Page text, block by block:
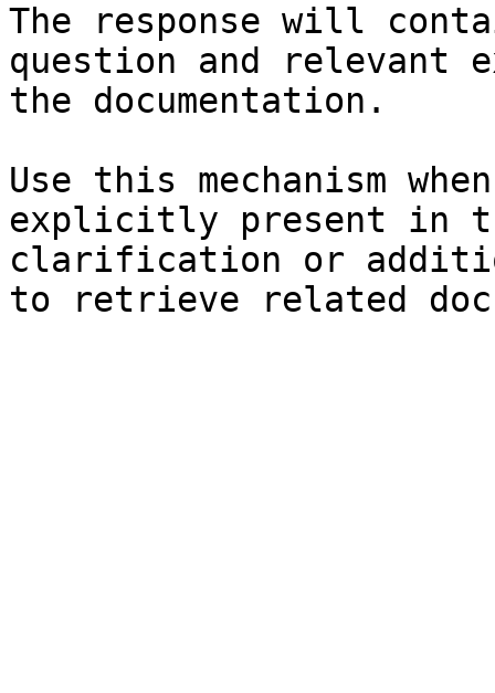
The response will
question and relevant
the documentation.
Use this mechanism
explicitly present in
clarification or